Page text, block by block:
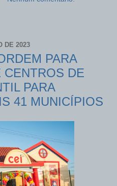
DE 2023
PARA
CENTROS DE
PARA
41 MUNICÍPIOS